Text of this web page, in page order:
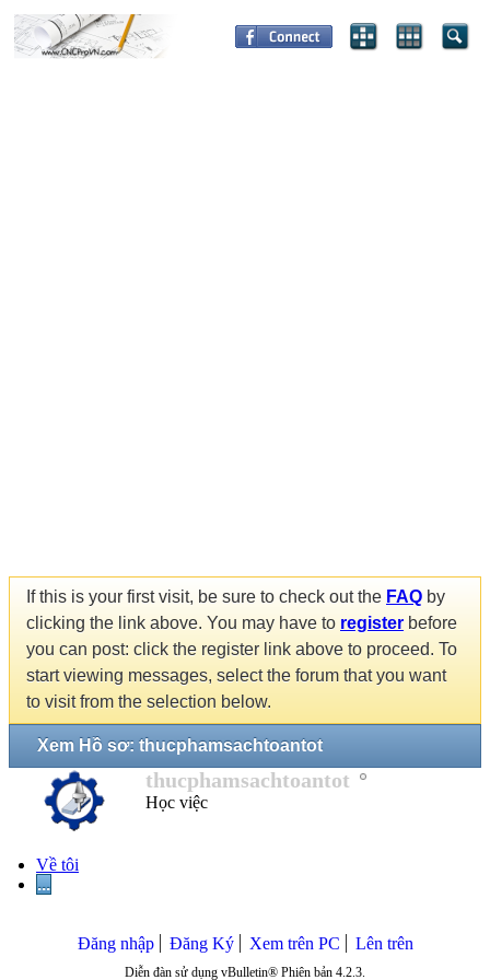
If this is your first visit, be sure to check out the FAQ by
clicking the link above. You may have to register before
you can post: click the register link above to proceed. To
start viewing messages, select the forum that you want
to visit from the selection below.
Xem Hồ sơ: thucphamsachtoantot
thucphamsachtoantot
Học việc
Về tôi
...
Đăng nhập Đăng Ký Xem trên PC Lên trên
Diễn đàn sử dụng vBulletin® Phiên bản 4.2.3.